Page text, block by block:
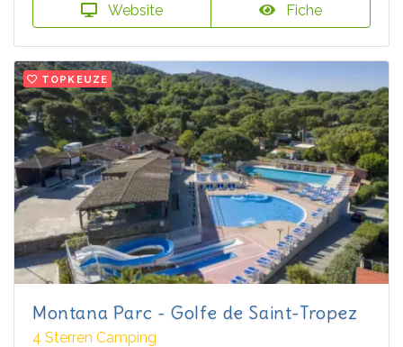
Website Fiche
TOPKEUZE
Montana Parc - Golfe de Saint-Tropez
4 Sterren Camping